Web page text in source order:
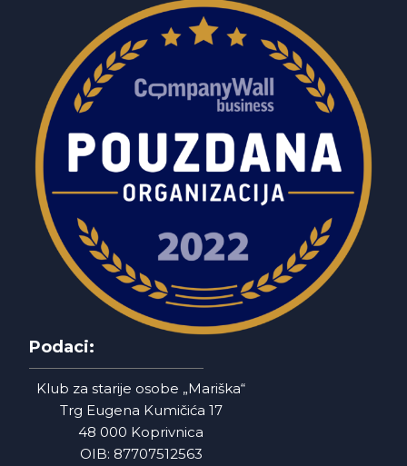
Podaci:
Klub za starije osobe „Mariška“
Trg Eugena Kumičića 17
48 000 Koprivnica
OIB: 87707512563